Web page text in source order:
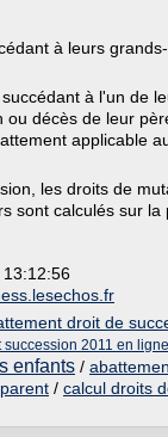
à leurs
à l'un de
ou décès de leur
applicable
les droits de
sont calculés sur la
droit de
succession 2011 en
enfants /
/ calcul droits